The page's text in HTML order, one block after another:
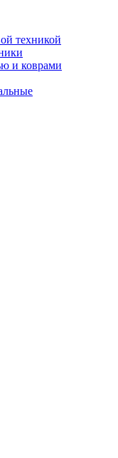
техникой
и коврами